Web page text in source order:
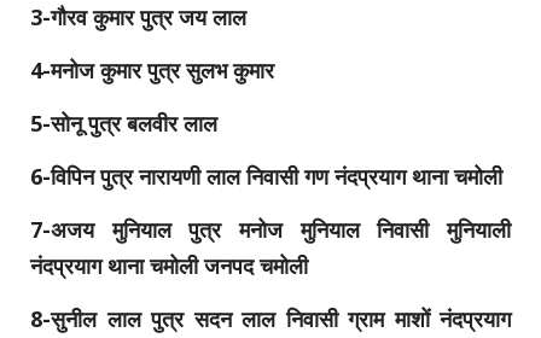
3-गौरव कुमार पुत्र जय लाल
4-मनोज कुमार पुत्र सुलभ कुमार
5-सोनू पुत्र बलवीर लाल
6-विपिन पुत्र नारायणी लाल निवासी गण नंदप्रयाग थाना चमोली
7-अजय मुनियाल पुत्र मनोज मुनियाल निवासी मुनियाली
नंदप्रयाग थाना चमोली जनपद चमोली
8-सुनील लाल पुत्र सदन लाल निवासी ग्राम माशों नंदप्रयाग